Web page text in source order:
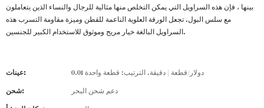
بينها ، فإن هذه السراويل التي يمكن التخلص منها مثالية للرجال والنساء الذين يتعاملون
مع سلس البول. تجعل الورقة العلوية الناعمة للقطن وميزة مقاومة التسرب هذه
السراويل البالغة خيار مريح وموثوق للاستخدام الكبير للجنسين.
عينات:
0.01 دولار/قطعة | دقيقة. الترتيب: قطعة واحدة
شحن:
دعم شحن البحر